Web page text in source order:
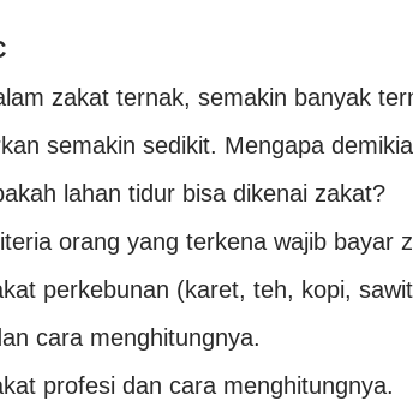
zakat ternak, semakin banyak
semakin sedikit. Mengapa
lahan tidur bisa dikenai zakat?
orang yang terkena wajib bayar
perkebunan (karet, teh, kopi,
cara menghitungnya.
profesi dan cara menghitungnya.